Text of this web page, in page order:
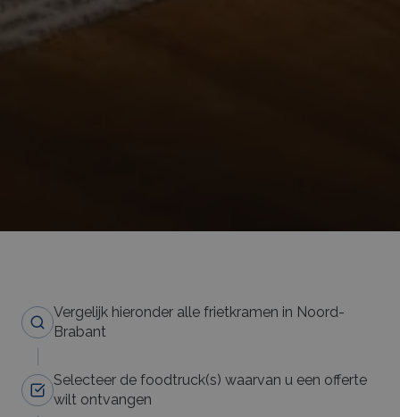
Vergelijk hieronder alle frietkramen in Noord-
Brabant
Selecteer de foodtruck(s) waarvan u een offerte
wilt ontvangen